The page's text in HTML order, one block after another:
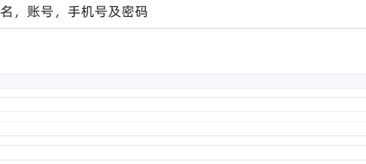
，账号，手机号及密码